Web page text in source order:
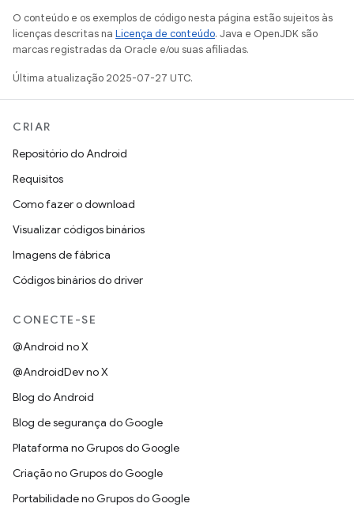
O conteúdo e os exemplos de código nesta página estão sujeitos às
licenças descritas na Licença de conteúdo. Java e OpenJDK são
marcas registradas da Oracle e/ou suas afiliadas.
Última atualização 2025-07-27 UTC.
CRIAR
Repositório do Android
Requisitos
Como fazer o download
Visualizar códigos binários
Imagens de fábrica
Códigos binários do driver
CONECTE-SE
@Android no X
@AndroidDev no X
Blog do Android
Blog de segurança do Google
Plataforma no Grupos do Google
Criação no Grupos do Google
Portabilidade no Grupos do Google